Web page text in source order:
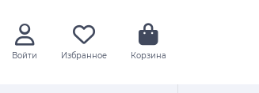
Войти Избранное Корзина